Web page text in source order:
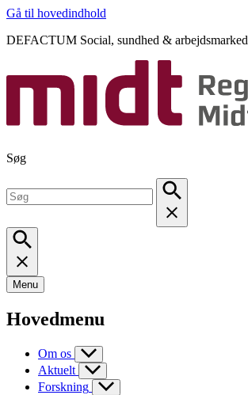
Gå til hovedindhold
DEFACTUM Social, sundhed & arbejdsmarked
Søg
Menu
Hovedmenu
Om os
Aktuelt
Forskning